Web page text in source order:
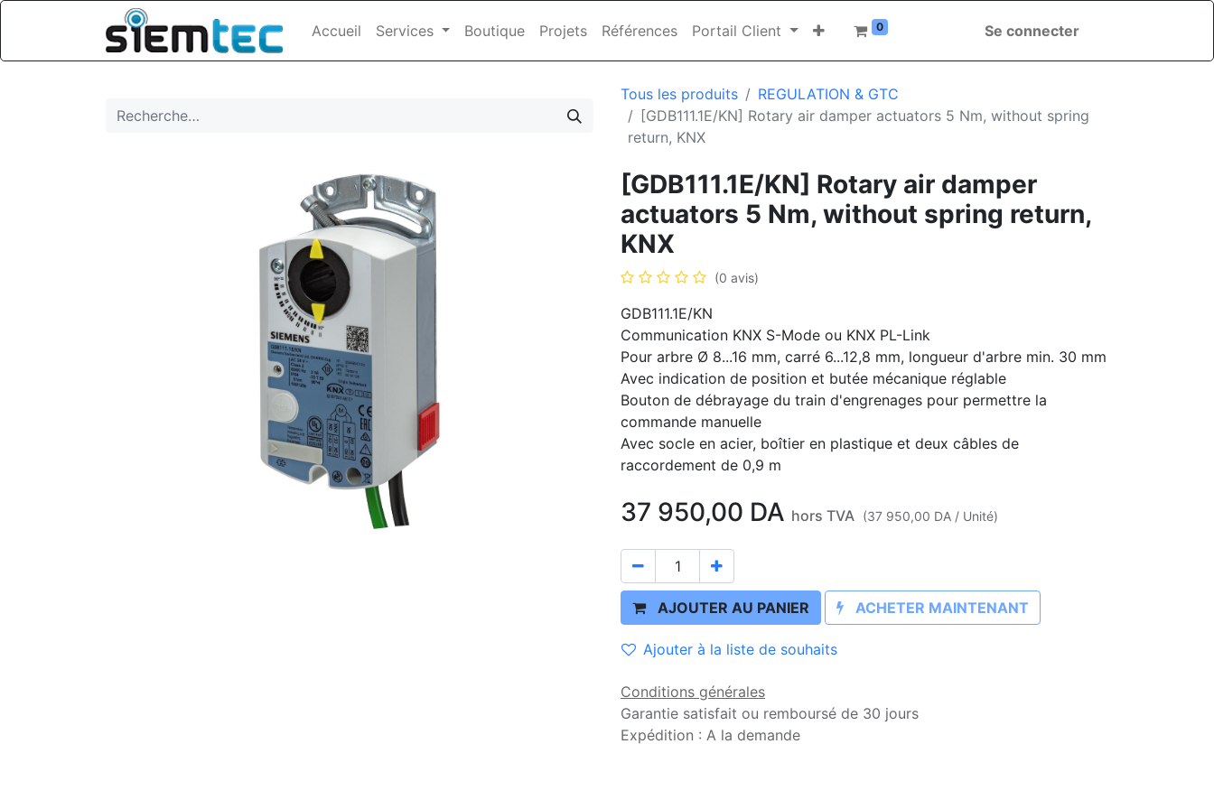
Accueil Services Boutique Projets Références Portail Client 0 Se connecter
Tous les produits
REGULATION & GTC
[GDB111.1E/KN] Rotary air damper actuators 5 Nm, without spring
return, KNX
[GDB111.1E/KN] Rotary air damper
actuators 5 Nm, without spring return,
KNX
(0 avis)
GDB111.1E/KN
Communication KNX S-Mode ou KNX PL-Link
Pour arbre Ø 8...16 mm, carré 6...12,8 mm, longueur d'arbre min. 30 mm
Avec indication de position et butée mécanique réglable
Bouton de débrayage du train d'engrenages pour permettre la
commande manuelle
Avec socle en acier, boîtier en plastique et deux câbles de
raccordement de 0,9 m
37 950,00 DA hors TVA (37 950,00 DA / Unité)
AJOUTER AU PANIER ACHETER MAINTENANT
Ajouter à la liste de souhaits
Conditions générales
Garantie satisfait ou remboursé de 30 jours
Expédition : A la demande